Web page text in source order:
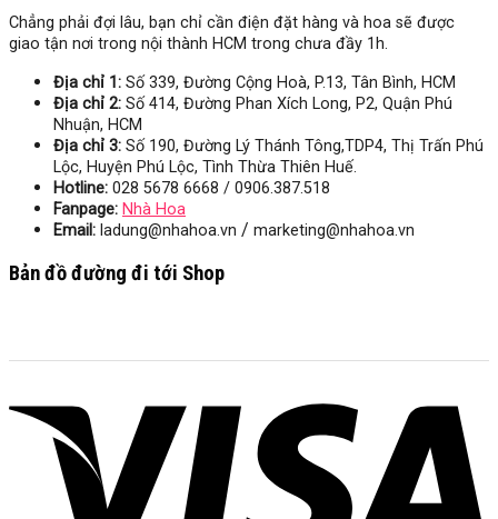
Chẳng phải đợi lâu, bạn chỉ cần điện đặt hàng và hoa sẽ được
giao tận nơi trong nội thành HCM trong chưa đầy 1h.
Địa chỉ 1: Số 339, Đường Cộng Hoà, P.13, Tân Bình, HCM
Địa chỉ 2: Số 414, Đường Phan Xích Long, P2, Quận Phú
Nhuận, HCM
Địa chỉ 3: Số 190, Đường Lý Thánh Tông,TDP4, Thị Trấn Phú
Lộc, Huyện Phú Lộc, Tình Thừa Thiên Huế.
Hotline: 028 5678 6668 / 0906.387.518
Fanpage: Nhà Hoa
Email: ladung@nhahoa.vn / marketing@nhahoa.vn
Bản đồ đường đi tới Shop